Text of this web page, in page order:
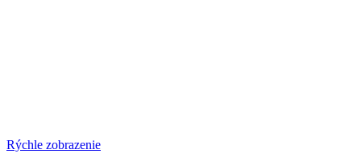
Rýchle zobrazenie